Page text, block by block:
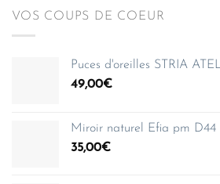
VOS COUPS DE COEUR
Puces d'oreilles STRIA
49,00€
Miroir naturel Efia pm D44
35,00€